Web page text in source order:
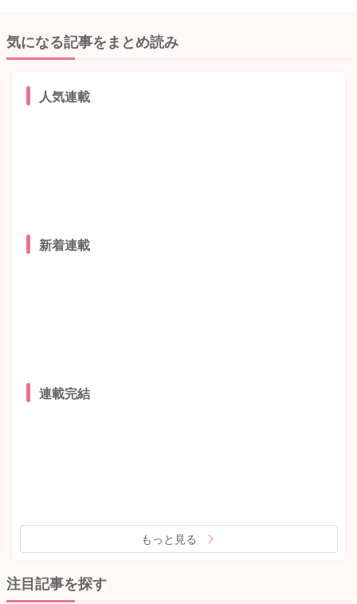
気になる記事をまとめ読み
人気連載
新着連載
連載完結
もっと見る
注目記事を探す